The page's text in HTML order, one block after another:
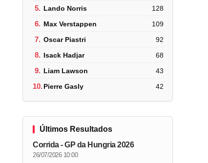
5. Lando Norris 128
6. Max Verstappen 109
7. Oscar Piastri 92
8. Isack Hadjar 68
9. Liam Lawson 43
10.Pierre Gasly 42
Últimos Resultados
Corrida - GP da Hungria 2026
26/07/2026 10:00